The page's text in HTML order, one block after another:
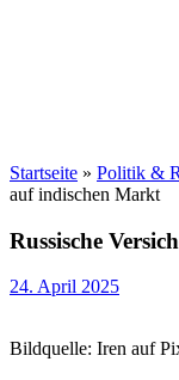
Startseite » Politik &
auf indischen Markt
Russische
24. April 2025
Bildquelle: Iren auf